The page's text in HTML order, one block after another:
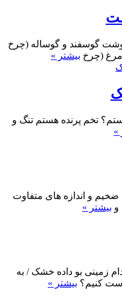
گوسفند و گوساله (چرخ
بیشتر »
تخم پرنده هستم تنگ و
»
ضخیم و اندازه های متفاوت
و بیشتر »
زمینی بو داده خشک / به
کنیم؟ بیشتر »